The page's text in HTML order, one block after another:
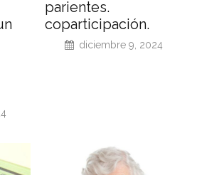
parientes.
coparticipación.
diciembre 9, 2024